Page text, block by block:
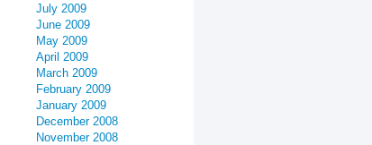
July 2009
June 2009
May 2009
April 2009
March 2009
February 2009
January 2009
December 2008
November 2008